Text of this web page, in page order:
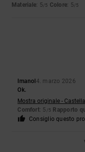
Materiale: 5/5 Colore: 5/5
Imanol 4. marzo 2026
Ok.
Mostra originale -
Comfort: 5 /5 Rapporto
Consiglio questo